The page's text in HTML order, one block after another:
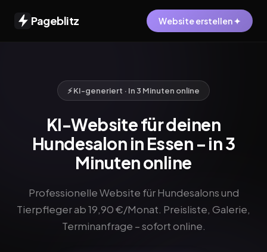
Pageblitz Website erstellen ✦
⚡ KI-generiert · In 3 Minuten online
KI-Website für deinen
Hundesalon in Essen – in 3
Minuten online
Professionelle Website für Hundesalons und
Tierpfleger ab 19,90 €/Monat. Preisliste, Galerie,
Terminanfrage – sofort online.